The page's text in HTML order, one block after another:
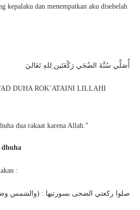
kepalaku dan menempatkan aku disebelah
أُصَلِّي سُنَّةَ الضُحَي رَكْعَتَين ِللهِ تَعَاليَ
DUHA ROK’ATAINI LILLAHI
dua rakaat karena Allah.”
dhuha
:
صلوا ركعتي الضحى بسورتيها : (والشمس